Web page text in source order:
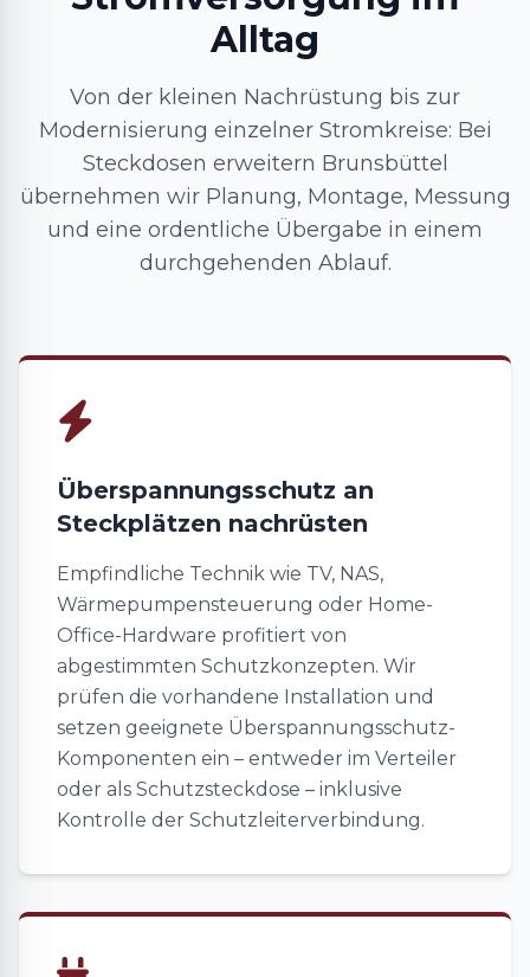
Alltag
Von der kleinen Nachrüstung bis zur
Modernisierung einzelner Stromkreise: Bei
Steckdosen erweitern Brunsbüttel
übernehmen wir Planung, Montage, Messung
und eine ordentliche Übergabe in einem
durchgehenden Ablauf.
Überspannungsschutz an
Steckplätzen nachrüsten
Empfindliche Technik wie TV, NAS,
Wärmepumpensteuerung oder Home-
Office-Hardware profitiert von
abgestimmten Schutzkonzepten. Wir
prüfen die vorhandene Installation und
setzen geeignete Überspannungsschutz-
Komponenten ein – entweder im Verteiler
oder als Schutzsteckdose – inklusive
Kontrolle der Schutzleiterverbindung.